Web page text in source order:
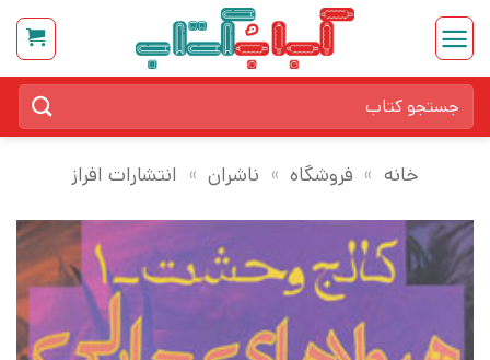
Skip
content
برای:
خانه » فروشگاه » ناشران » انتشارات افراز